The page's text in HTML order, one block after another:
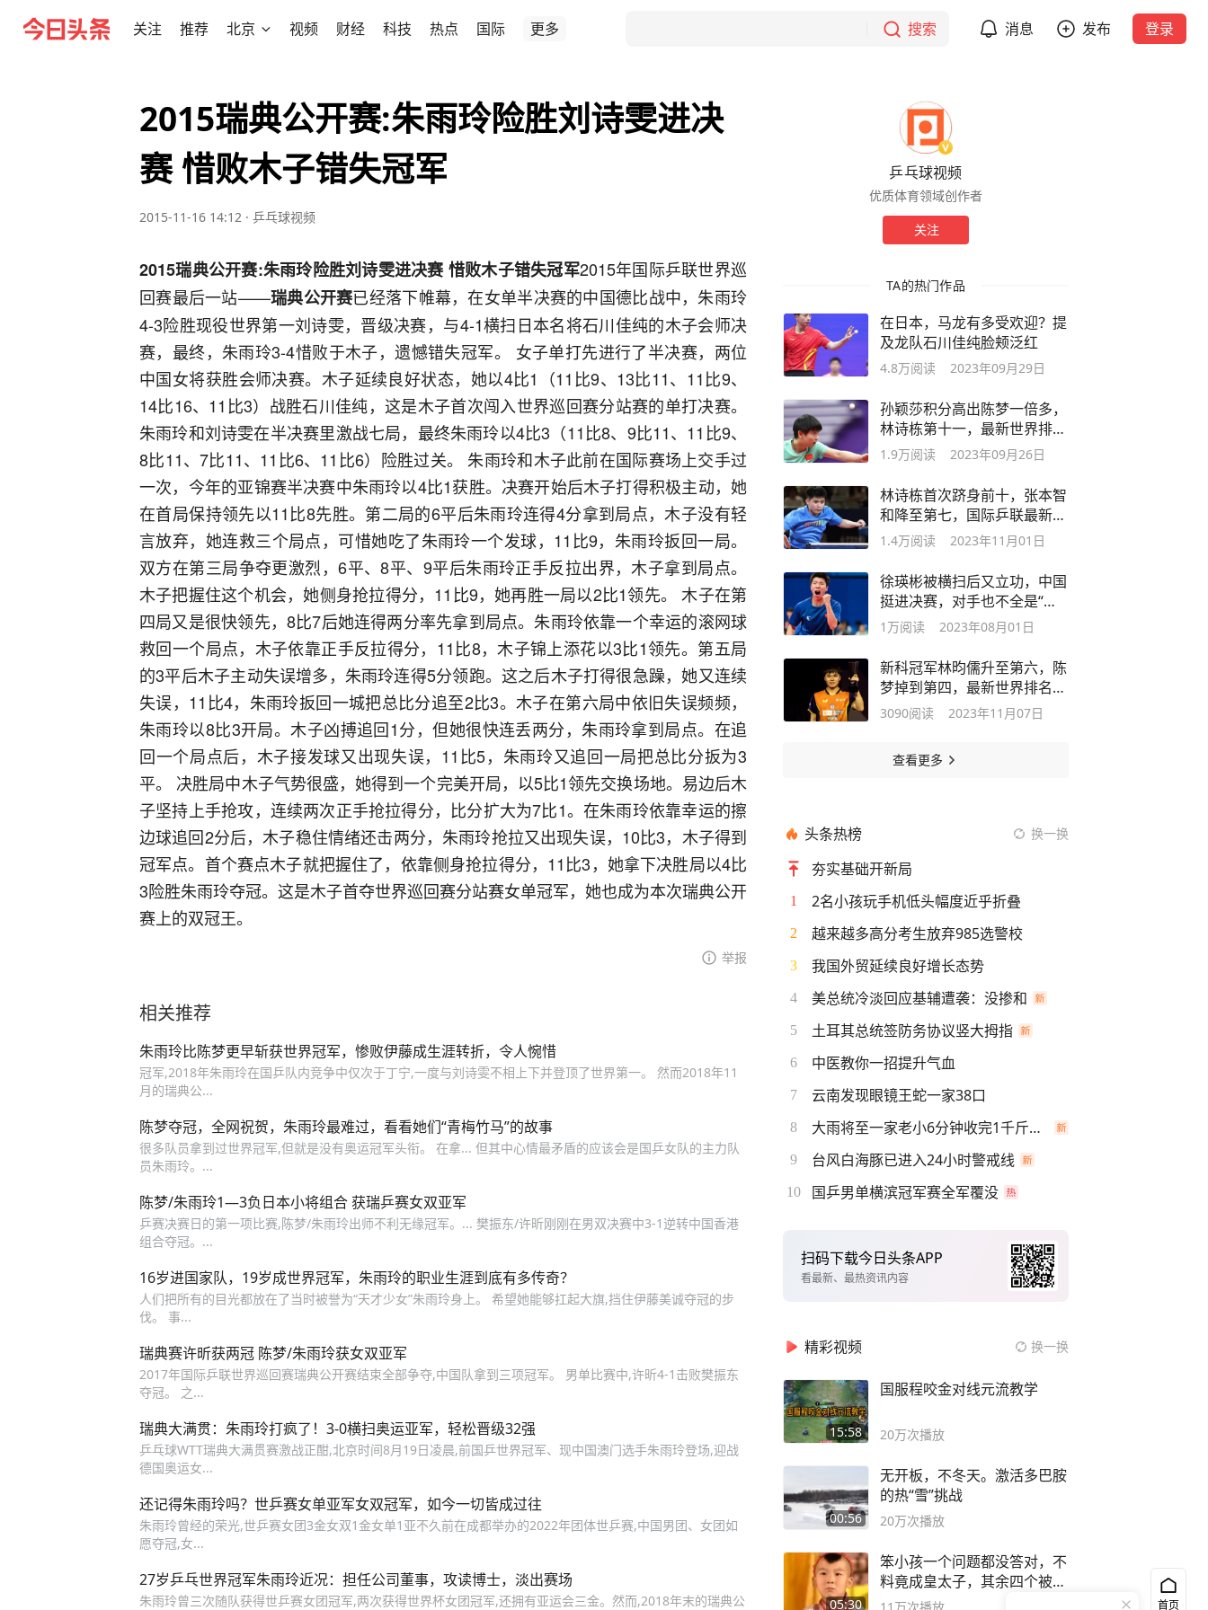
关注 推荐 北京 视频 财经 科技 热点 国际 更多 搜索 消息 发布 登录
2015瑞典公开赛:朱雨玲险胜刘诗雯进决
赛 惜败木子错失冠军
2015-11-16 14:12 · 乒乓球视频
2015瑞典公开赛:朱雨玲险胜刘诗雯进决赛 惜败木子错失冠军2015年国际乒联世界巡
回赛最后一站——瑞典公开赛已经落下帷幕，在女单半决赛的中国德比战中，朱雨玲
4-3险胜现役世界第一刘诗雯，晋级决赛，与4-1横扫日本名将石川佳纯的木子会师决
赛，最终，朱雨玲3-4惜败于木子，遗憾错失冠军。 女子单打先进行了半决赛，两位
中国女将获胜会师决赛。木子延续良好状态，她以4比1（11比9、13比11、11比9、
14比16、11比3）战胜石川佳纯，这是木子首次闯入世界巡回赛分站赛的单打决赛。
朱雨玲和刘诗雯在半决赛里激战七局，最终朱雨玲以4比3（11比8、9比11、11比9、
8比11、7比11、11比6、11比6）险胜过关。 朱雨玲和木子此前在国际赛场上交手过
一次，今年的亚锦赛半决赛中朱雨玲以4比1获胜。决赛开始后木子打得积极主动，她
在首局保持领先以11比8先胜。第二局的6平后朱雨玲连得4分拿到局点，木子没有轻
言放弃，她连救三个局点，可惜她吃了朱雨玲一个发球，11比9，朱雨玲扳回一局。
双方在第三局争夺更激烈，6平、8平、9平后朱雨玲正手反拉出界，木子拿到局点。
木子把握住这个机会，她侧身抢拉得分，11比9，她再胜一局以2比1领先。 木子在第
四局又是很快领先，8比7后她连得两分率先拿到局点。朱雨玲依靠一个幸运的滚网球
救回一个局点，木子依靠正手反拉得分，11比8，木子锦上添花以3比1领先。第五局
的3平后木子主动失误增多，朱雨玲连得5分领跑。这之后木子打得很急躁，她又连续
失误，11比4，朱雨玲扳回一城把总比分追至2比3。木子在第六局中依旧失误频频，
朱雨玲以8比3开局。木子凶搏追回1分，但她很快连丢两分，朱雨玲拿到局点。在追
回一个局点后，木子接发球又出现失误，11比5，朱雨玲又追回一局把总比分扳为3
平。 决胜局中木子气势很盛，她得到一个完美开局，以5比1领先交换场地。易边后木
子坚持上手抢攻，连续两次正手抢拉得分，比分扩大为7比1。在朱雨玲依靠幸运的擦
边球追回2分后，木子稳住情绪还击两分，朱雨玲抢拉又出现失误，10比3，木子得到
冠军点。首个赛点木子就把握住了，依靠侧身抢拉得分，11比3，她拿下决胜局以4比
3险胜朱雨玲夺冠。这是木子首夺世界巡回赛分站赛女单冠军，她也成为本次瑞典公开
赛上的双冠王。
举报
相关推荐
朱雨玲比陈梦更早斩获世界冠军，惨败伊藤成生涯转折，令人惋惜
冠军,2018年朱雨玲在国乒队内竞争中仅次于丁宁,一度与刘诗雯不相上下并登顶了世界第一。 然而2018年11
月的瑞典公...
陈梦夺冠，全网祝贺，朱雨玲最难过，看看她们“青梅竹马”的故事
很多队员拿到过世界冠军,但就是没有奥运冠军头衔。 在拿... 但其中心情最矛盾的应该会是国乒女队的主力队
员朱雨玲。...
陈梦/朱雨玲1—3负日本小将组合 获瑞乒赛女双亚军
乒赛决赛日的第一项比赛,陈梦/朱雨玲出师不利无缘冠军。... 樊振东/许昕刚刚在男双决赛中3-1逆转中国香港
组合夺冠。...
16岁进国家队，19岁成世界冠军，朱雨玲的职业生涯到底有多传奇？
人们把所有的目光都放在了当时被誉为“天才少女”朱雨玲身上。 希望她能够扛起大旗,挡住伊藤美诚夺冠的步
伐。 事...
瑞典赛许昕获两冠 陈梦/朱雨玲获女双亚军
2017年国际乒联世界巡回赛瑞典公开赛结束全部争夺,中国队拿到三项冠军。 男单比赛中,许昕4-1击败樊振东
夺冠。 之...
瑞典大满贯：朱雨玲打疯了！3-0横扫奥运亚军，轻松晋级32强
乒乓球WTT瑞典大满贯赛激战正酣,北京时间8月19日凌晨,前国乒世界冠军、现中国澳门选手朱雨玲登场,迎战
德国奥运女...
还记得朱雨玲吗？世乒赛女单亚军女双冠军，如今一切皆成过往
朱雨玲曾经的荣光,世乒赛女团3金女双1金女单1亚不久前在成都举办的2022年团体世乒赛,中国男团、女团如
愿夺冠,女...
27岁乒乓世界冠军朱雨玲近况：担任公司董事，攻读博士，淡出赛场
朱雨玲曾三次随队获得世乒赛女团冠军,两次获得世界杯女团冠军,还拥有亚运会三金。然而,2018年末的瑞典公
乒乓球视频
优质体育领域创作者
关注
TA的热门作品
在日本，马龙有多受欢迎？提
及龙队石川佳纯脸颊泛红
4.8万阅读 2023年09月29日
孙颖莎积分高出陈梦一倍多，
林诗栋第十一，最新世界排名
出炉
1.9万阅读 2023年09月26日
林诗栋首次跻身前十，张本智
和降至第七，国际乒联最新排
名出炉
1.4万阅读 2023年11月01日
徐瑛彬被横扫后又立功，中国
挺进决赛，对手也不全是“大
学生”
1万阅读 2023年08月01日
新科冠军林昀儒升至第六，陈
梦掉到第四，最新世界排名出
炉
3090阅读 2023年11月07日
查看更多
头条热榜 换一换
夯实基础开新局
1 2名小孩玩手机低头幅度近乎折叠
2 越来越多高分考生放弃985选警校
3 我国外贸延续良好增长态势
4 美总统冷淡回应基辅遭袭：没掺和
5 土耳其总统签防务协议竖大拇指
6 中医教你一招提升气血
7 云南发现眼镜王蛇一家38口
8 大雨将至一家老小6分钟收完1千斤稻谷
9 台风白海豚已进入24小时警戒线
10 国乒男单横滨冠军赛全军覆没
扫码下载今日头条APP
看最新、最热资讯内容
精彩视频 换一换
15:58
国服程咬金对线元流教学
20万次播放
00:56
无开板，不冬天。激活多巴胺
的热“雪”挑战
20万次播放
05:30
笨小孩一个问题都没答对，不
料竟成皇太子，其余四个被处
死
首页